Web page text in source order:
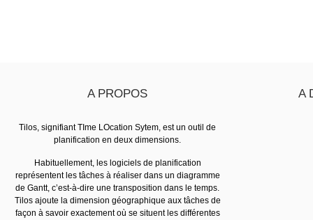
A PROPOS
Tilos, signifiant TIme LOcation Sytem, est un outil de
planification en deux dimensions.
Habituellement, les logiciels de planification
représentent les tâches à réaliser dans un diagramme
de Gantt, c’est-à-dire une transposition dans le temps.
Tilos ajoute la dimension géographique aux tâches de
façon à savoir exactement où se situent les différentes
A